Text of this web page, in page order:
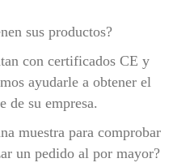
sus productos?
con certificados CE y
ayudarle a obtener el
de su empresa.
muestra para comprobar
un pedido al por mayor?